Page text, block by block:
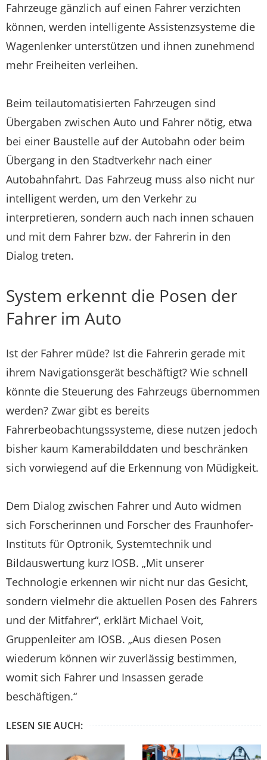
Fahrzeuge gänzlich auf einen Fahrer verzichten
können, werden intelligente Assistenzsysteme die
Wagenlenker unterstützen und ihnen zunehmend
mehr Freiheiten verleihen.
Beim teilautomatisierten Fahrzeugen sind
Übergaben zwischen Auto und Fahrer nötig, etwa
bei einer Baustelle auf der Autobahn oder beim
Übergang in den Stadtverkehr nach einer
Autobahnfahrt. Das Fahrzeug muss also nicht nur
intelligent werden, um den Verkehr zu
interpretieren, sondern auch nach innen schauen
und mit dem Fahrer bzw. der Fahrerin in den
Dialog treten.
System erkennt die Posen der
Fahrer im Auto
Ist der Fahrer müde? Ist die Fahrerin gerade mit
ihrem Navigationsgerät beschäftigt? Wie schnell
könnte die Steuerung des Fahrzeugs übernommen
werden? Zwar gibt es bereits
Fahrerbeobachtungssysteme, diese nutzen jedoch
bisher kaum Kamerabilddaten und beschränken
sich vorwiegend auf die Erkennung von Müdigkeit.
Dem Dialog zwischen Fahrer und Auto widmen
sich Forscherinnen und Forscher des Fraunhofer-
Instituts für Optronik, Systemtechnik und
Bildauswertung kurz IOSB. „Mit unserer
Technologie erkennen wir nicht nur das Gesicht,
sondern vielmehr die aktuellen Posen des Fahrers
und der Mitfahrer“, erklärt Michael Voit,
Gruppenleiter am IOSB. „Aus diesen Posen
wiederum können wir zuverlässig bestimmen,
womit sich Fahrer und Insassen gerade
beschäftigen.“
LESEN SIE AUCH: